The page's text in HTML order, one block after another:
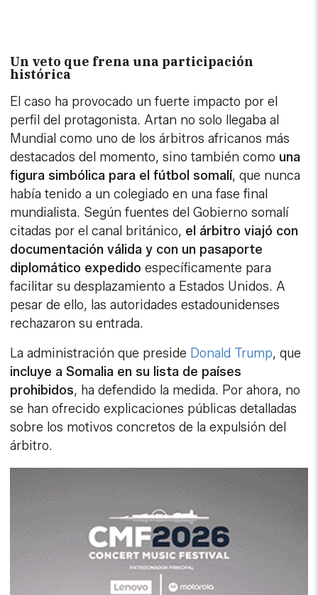
Un veto que frena una participación
histórica
El caso ha provocado un fuerte impacto por el
perfil del protagonista. Artan no solo llegaba al
Mundial como uno de los árbitros africanos más
destacados del momento, sino también como una
figura simbólica para el fútbol somalí, que nunca
había tenido a un colegiado en una fase final
mundialista. Según fuentes del Gobierno somalí
citadas por el canal británico, el árbitro viajó con
documentación válida y con un pasaporte
diplomático expedidoespecíficamente para
facilitar su desplazamiento a Estados Unidos. A
pesar de ello, las autoridades estadounidenses
rechazaron su entrada.
La administración que preside Donald Trump, que
incluye a Somalia en su lista de países
prohibidos, ha defendido la medida. Por ahora, no
se han ofrecido explicaciones públicas detalladas
sobre los motivos concretos de la expulsión del
árbitro.